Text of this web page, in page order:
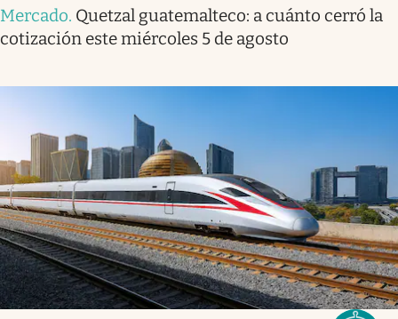
Mercado. Quetzal guatemalteco: a cuánto cerró la
cotización este miércoles 5 de agosto